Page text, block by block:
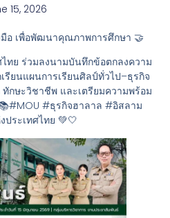
15, 2026
อ เพื่อพัฒนาคุณภาพการศึกษา 🤝
ทย ร่วมลงนามบันทึกข้อตกลงความ
ยนแผนการเรียนศิลป์ทั่วไป–ธุรกิจ
กษะวิชาชีพ และเตรียมความพร้อม
#ธุรกิจฮาลาล #อิสลาม
ประเทศไทย 💚🤍